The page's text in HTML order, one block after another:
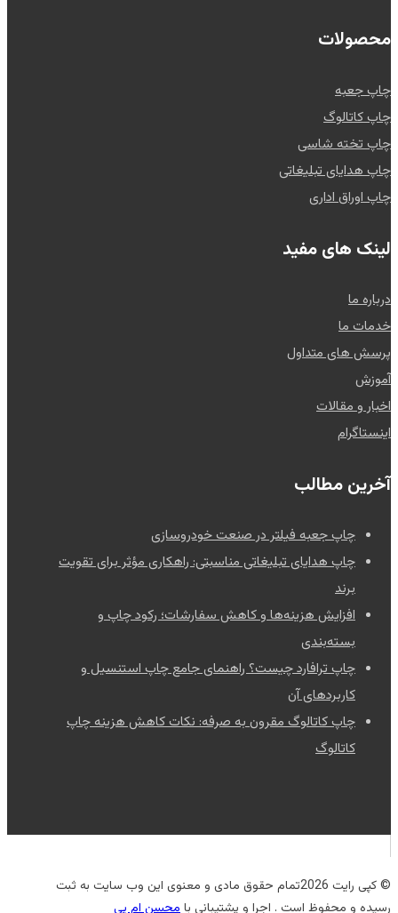
محصولات
چاپ جعبه
چاپ کاتالوگ
چاپ تخته شاسی
چاپ هدایای تبلیغاتی
چاپ اوراق اداری
لینک های مفید
درباره ما
خدمات ما
پرسش های متداول
آموزش
اخبار و مقالات
اینستاگرام
آخرین مطالب
چاپ جعبه فیلتر در صنعت خودروسازی
چاپ هدایای تبلیغاتی مناسبتی: راهکاری مؤثر برای تقویت
برند
افزایش هزینه‌ها و کاهش سفارشات؛ رکود چاپ و
بسته‌بندی
چاپ ترافارد چیست؟ راهنمای جامع چاپ استنسیل و
کاربردهای آن
چاپ کاتالوگ مقرون به صرفه: نکات کاهش هزینه چاپ
کاتالوگ
© کپی رایت 2026تمام حقوق مادی و معنوی این وب سایت به ثبت
رسیده و محفوظ است . اجرا و پشتیبانی بامحسن ام پی